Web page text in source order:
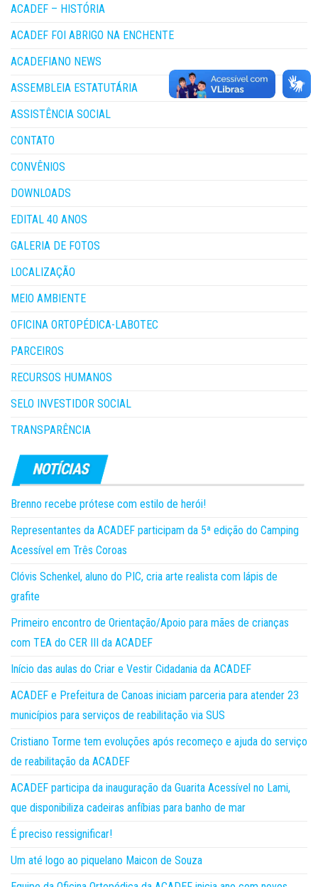
ACADEF – HISTÓRIA
ACADEF FOI ABRIGO NA ENCHENTE
ACADEFIANO NEWS
ASSEMBLEIA ESTATUTÁRIA
ASSISTÊNCIA SOCIAL
CONTATO
CONVÊNIOS
DOWNLOADS
EDITAL 40 ANOS
GALERIA DE FOTOS
LOCALIZAÇÃO
MEIO AMBIENTE
OFICINA ORTOPÉDICA-LABOTEC
PARCEIROS
RECURSOS HUMANOS
SELO INVESTIDOR SOCIAL
TRANSPARÊNCIA
Brenno recebe prótese com estilo de herói!
Representantes da ACADEF participam da 5ª edição do Camping
Acessível em Três Coroas
Clóvis Schenkel, aluno do PIC, cria arte realista com lápis de
grafite
Primeiro encontro de Orientação/Apoio para mães de crianças
com TEA do CER III da ACADEF
Início das aulas do Criar e Vestir Cidadania da ACADEF
ACADEF e Prefeitura de Canoas iniciam parceria para atender 23
municípios para serviços de reabilitação via SUS
Cristiano Torme tem evoluções após recomeço e ajuda do serviço
de reabilitação da ACADEF
ACADEF participa da inauguração da Guarita Acessível no Lami,
que disponibiliza cadeiras anfíbias para banho de mar
É preciso ressignificar!
Um até logo ao piquelano Maicon de Souza